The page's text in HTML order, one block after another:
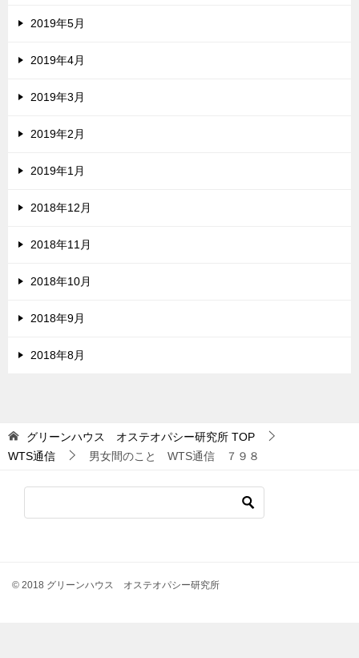
2019年5月
2019年4月
2019年3月
2019年2月
2019年1月
2018年12月
2018年11月
2018年10月
2018年9月
2018年8月
グリーンハウス オステオパシー研究所 TOP
WTS通信
男女間のこと WTS通信 ７９８
© 2018 グリーンハウス オステオパシー研究所